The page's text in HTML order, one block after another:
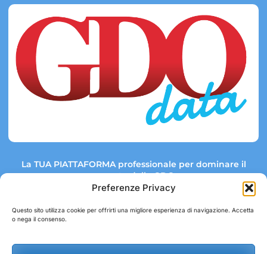
Preferenze Privacy
Questo sito utilizza cookie per offrirti una migliore esperienza di navigazione. Accetta
o nega il consenso.
La TUA PIATTAFORMA professionale per dominare il
mercato della GDO.
Link rapidi: